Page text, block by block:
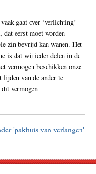
gaat over ‘verlichting’
dat eerst moet worden
zin bevrijd kan wanen. Het
is dat wij ieder delen in de
vermogen beschikken onze
lijden van de ander te
vermogen
'pakhuis van verlangen'